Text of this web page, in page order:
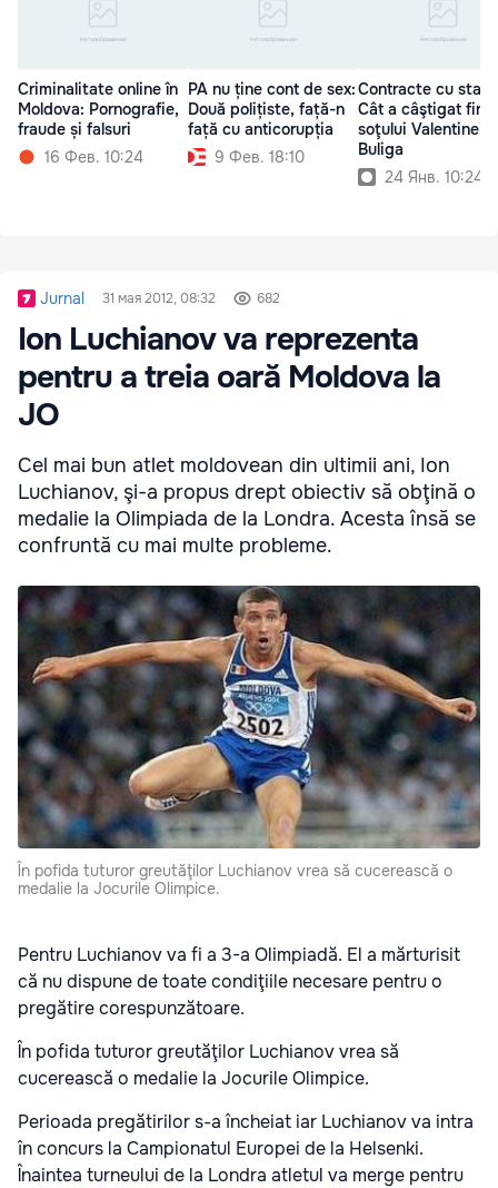
Criminalitate online în
Moldova: Pornografie,
fraude și falsuri
16 Фев. 10:24
PA nu ține cont de sex:
Două polițiste, față-n
față cu anticorupția
9 Фев. 18:10
Contracte cu
Cât a câştigat
soţului Valentinei
Buliga
24 Янв. 10:24
Jurnal 31 мая 2012, 08:32 682
Ion Luchianov va reprezenta
pentru a treia oară Moldova la
JO
Cel mai bun atlet moldovean din ultimii ani, Ion
Luchianov, şi-a propus drept obiectiv să obţină o
medalie la Olimpiada de la Londra. Acesta însă se
confruntă cu mai multe probleme.
În pofida tuturor greutăţilor Luchianov vrea să cucerească o
medalie la Jocurile Olimpice.
Pentru Luchianov va fi a 3-a Olimpiadă. El a mărturisit
că nu dispune de toate condiţiile necesare pentru o
pregătire corespunzătoare.
În pofida tuturor greutăţilor Luchianov vrea să
cucerească o medalie la Jocurile Olimpice.
Perioada pregătirilor s-a încheiat iar Luchianov va intra
în concurs la Campionatul Europei de la Helsenki.
Înaintea turneului de la Londra atletul va merge pentru